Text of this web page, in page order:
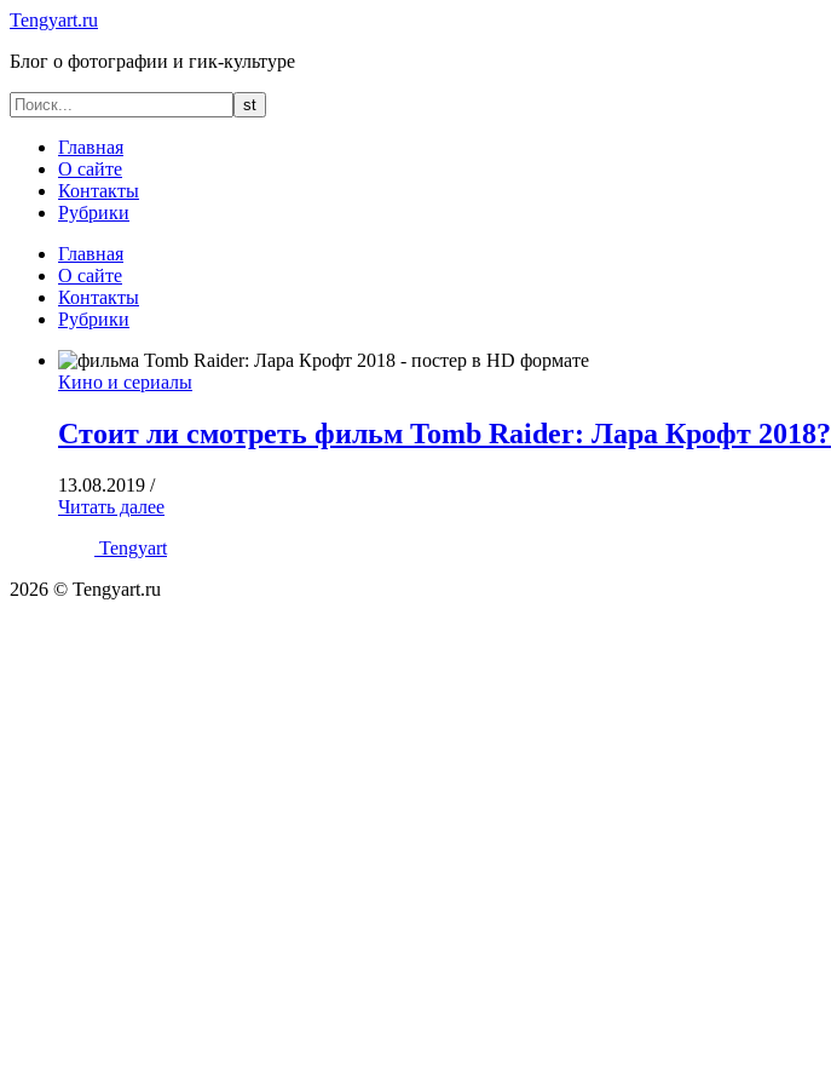
Tengyart.ru
Блог о фотографии и гик-культуре
Главная
О сайте
Контакты
Рубрики
Главная
О сайте
Контакты
Рубрики
Кино и сериалы
Стоит ли смотреть фильм Tomb Raider: Лара Крофт 2018?
13.08.2019 /
Читать далее
Tengyart
2026 © Tengyart.ru